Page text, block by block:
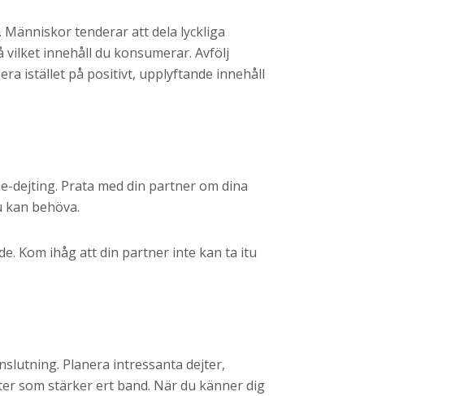
tenderar att dela lyckliga
innehåll du konsumerar. Avfölj
istället på positivt, upplyftande innehåll
dejting. Prata med din partner om dina
behöva.
Kom ihåg att din partner inte kan ta itu
Planera intressanta dejter,
som stärker ert band. När du känner dig